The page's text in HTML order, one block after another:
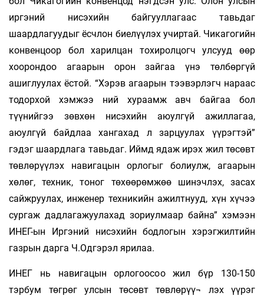
иргэний нисэхийн байгууллагаас тавьдаг
шаардлагуудыг ёсчлон биелүүлэх учиртай. Чикагогийн
конвенцоор бол харилцан тохиролцогч улсууд өөр
хоорондоо агаарын орон зайгаа үнэ төлбөргүй
ашиглуулах ёстой. “Хэрэв агаарын тээвэрлэгч нараас
тодорхой хэмжээ ний хураамж авч байгаа бол
түүнийгээ зөвхөн нисэхийн аюулгүй ажиллагаа,
аюулгүй байдлаа хангахад л зарцуулах үүрэгтэй”
гэдэг шаардлага тавьдаг. Иймд ядаж ирэх жил төсөвт
төвлөрүүлэх навигацын орлогыг болиулж, агаарын
хөлөг, техник, тоног төхөөрөмжөө шинэчлэх, засах
сайжруулах, инженер техникийн ажилтнууд, хүн хүчээ
сургаж дадлагажуулахад зориулмаар байна” хэмээн
ИНЕГ-ын Иргэний нисэхийн бодлогын хэрэгжилтийн
газрын дарга Ч.Одгэрэл ярилаа.
ИНЕГ нь навигацын орлогоосоо жил бүр 130-150
тэрбум төгрөг улсын төсөвт төвлөрүү¬ лэх үүрэг